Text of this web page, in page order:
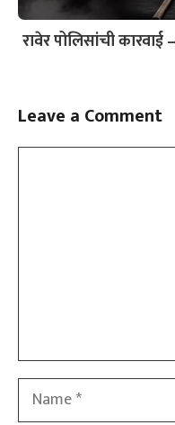
रावेर पोलिसांची कारवाई
Leave a Comment
Name